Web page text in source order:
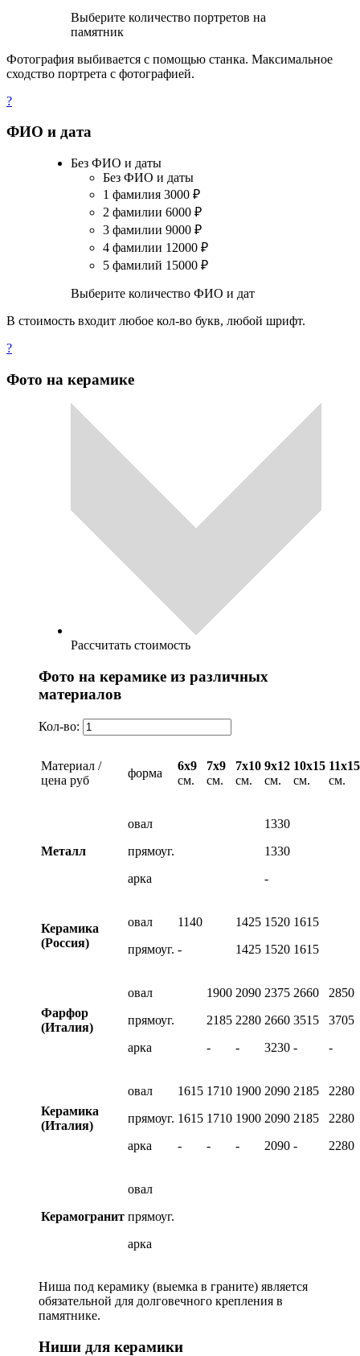
Выберите количество портретов на
памятник
Фотография выбивается с помощью станка. Максимальное
сходство портрета с фотографией.
?
ФИО и дата
Без ФИО и даты
Без ФИО и даты
1 фамилия 3000 ₽
2 фамилии 6000 ₽
3 фамилии 9000 ₽
4 фамилии 12000 ₽
5 фамилий 15000 ₽
Выберите количество ФИО и дат
В стоимость входит любое кол-во букв, любой шрифт.
?
Фото на керамике
Рассчитать стоимость
Фото на керамике из различных
материалов
Кол-во:
Материал /
цена руб
форма
6х9
см.
7х9
см.
7х10
см.
9х12
см.
10х15
см.
11х15
см.
Металл
овал
прямоуг.
арка
1330
1330
-
Керамика
(Россия)
овал
прямоуг.
1140
-
1425
1425
1520
1520
1615
1615
Фарфор
(Италия)
овал
прямоуг.
арка
1900
2185
-
2090
2280
-
2375
2660
3230
2660
3515
-
2850
3705
-
Керамика
(Италия)
овал
прямоуг.
арка
1615
1615
-
1710
1710
-
1900
1900
-
2090
2090
2090
2185
2185
-
2280
2280
2280
Керамогранит
овал
прямоуг.
арка
Ниша под керамику (выемка в граните) является
обязательной для долговечного крепления в
памятнике.
Ниши для керамики